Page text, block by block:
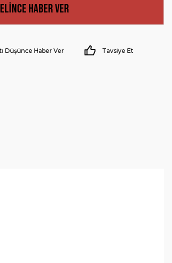
Haber Ver
Düşünce Haber Ver Tavsiye Et